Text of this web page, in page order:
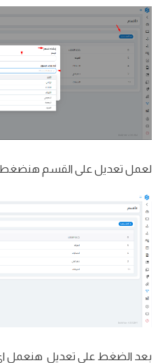
لعمل تعديل على القسم
بعد الضغط على تعديل هنعمل